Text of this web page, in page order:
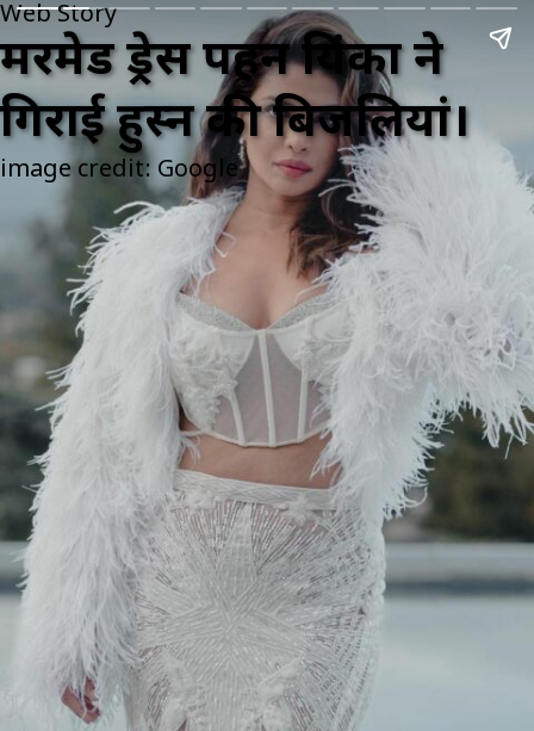
Web Story
मरमेड ड्रेस पहन प्रियंका ने
गिराई हुस्न की बिजलियां।
image credit: Google